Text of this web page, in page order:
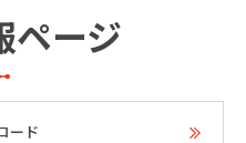
ページ
ード